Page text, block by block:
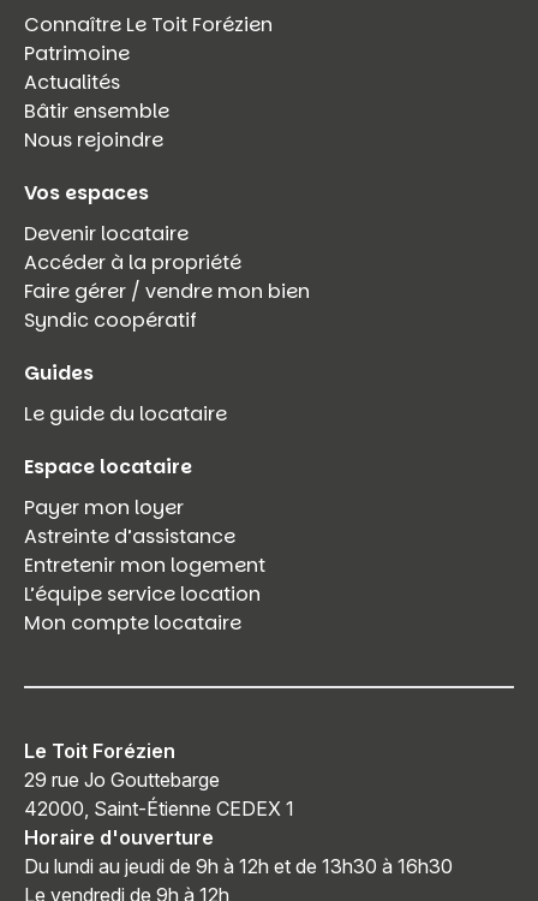
Connaître Le Toit Forézien
Patrimoine
Actualités
Bâtir ensemble
Nous rejoindre
Vos espaces
Devenir locataire
Accéder à la propriété
Faire gérer / vendre mon bien
Syndic coopératif
Guides
Le guide du locataire
Espace locataire
Payer mon loyer
Astreinte d’assistance
Entretenir mon logement
L’équipe service location
Mon compte locataire
Le Toit Forézien
29 rue Jo Gouttebarge
42000, Saint-Étienne CEDEX 1
Horaire d'ouverture
Du lundi au jeudi de 9h à 12h et de 13h30 à 16h30
Le vendredi de 9h à 12h